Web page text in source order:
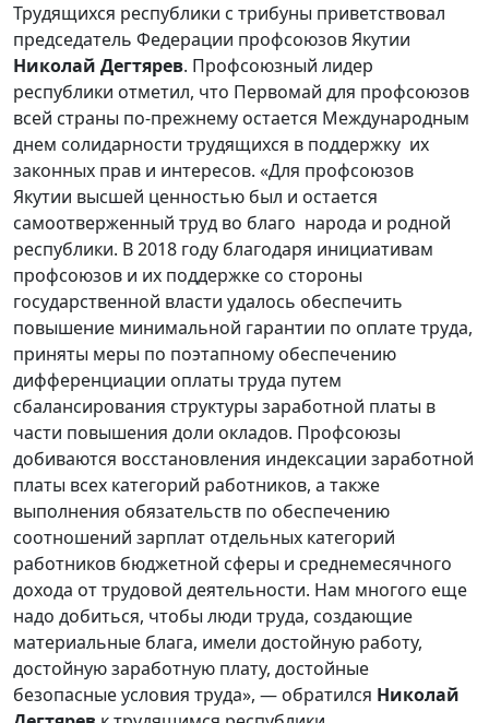
Трудящихся республики с трибуны приветствовал
председатель Федерации профсоюзов Якутии
Николай Дегтярев. Профсоюзный лидер
республики отметил, что Первомай для профсоюзов
всей страны по-прежнему остается Международным
днем солидарности трудящихся в поддержку их
законных прав и интересов. «Для профсоюзов
Якутии высшей ценностью был и остается
самоотверженный труд во благо народа и родной
республики. В 2018 году благодаря инициативам
профсоюзов и их поддержке со стороны
государственной власти удалось обеспечить
повышение минимальной гарантии по оплате труда,
приняты меры по поэтапному обеспечению
дифференциации оплаты труда путем
сбалансирования структуры заработной платы в
части повышения доли окладов. Профсоюзы
добиваются восстановления индексации заработной
платы всех категорий работников, а также
выполнения обязательств по обеспечению
соотношений зарплат отдельных категорий
работников бюджетной сферы и среднемесячного
дохода от трудовой деятельности. Нам многого еще
надо добиться, чтобы люди труда, создающие
материальные блага, имели достойную работу,
достойную заработную плату, достойные
безопасные условия труда», — обратился Николай